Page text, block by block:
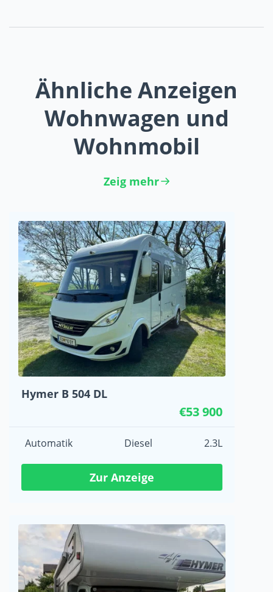
Ähnliche Anzeigen
Wohnwagen und
Wohnmobil
Zeig mehr
Hymer B 504 DL
€53 900
Automatik Diesel 2.3L
Zur Anzeige